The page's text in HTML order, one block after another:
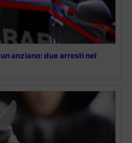
anziano: due arresti nel